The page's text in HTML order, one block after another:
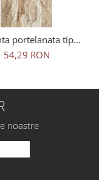
portelanata tip
Beige 45x15
bej, finisaj mat
54,29 RON
noastre